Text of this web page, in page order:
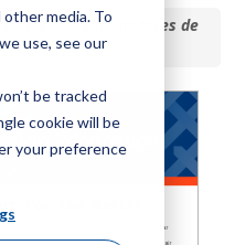
media. To
use, see our
be tracked
cookie will be
your preference
servicio: eliminadores de